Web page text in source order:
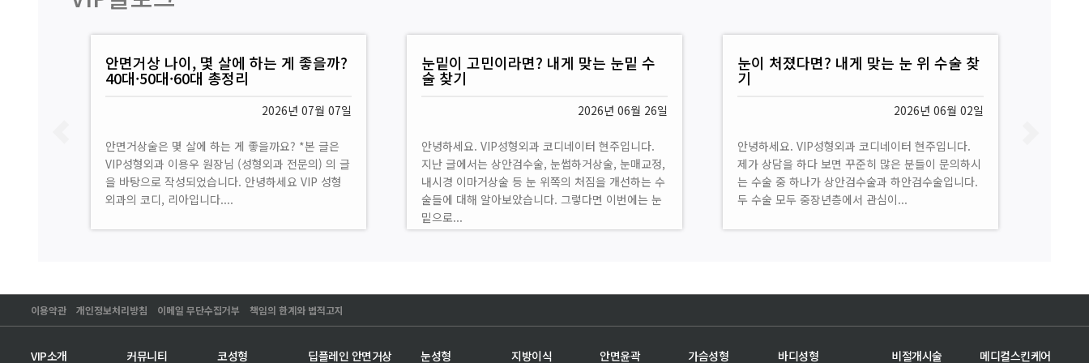
성형수술 후 사후관리 방법 (수술만큼 회
복이 중요한 이유) I VIP성형외과
2026년 06월 01일
안녕하세요, VIP성형외과에서 환자분들을 가장 가까
이에서 만나고 있는 코디네이터 리아입니다. 요즘 날
씨가 참 좋죠. 창밖으로 들어오는 햇살을 보고 있으
면 괜히 마음까지 환해지는 것...
VIP성형외과 이명주 원장, 2026 메디컬
코리아 보건복지부 장관표창 수상
2026년 04월 27일
안녕하세요 VIP성형외과입니다. 오늘은 좋은 소식을
전해드리게 되어 인사드립니다. VIP성형외과 대표원
장 이명주 원장님께서 2026년 3월 19일 코엑스 아
셈볼룸에서 개최된 '2026 메디컬코리아(Medical
Korea) 글로벌...
코성형 트렌드 변화, 요즘 실리콘 대신
자가연골을 쓰는 이유 | VIP성형외과
2026년 01월 25일
안녕하세요 VIP성형외과입니다. 2026년 새해가 밝
았습니다. 새해 복 많이 받으세요. 오늘은 새해를 맞
아 최근 몇 년간 이어져 온 코성형 트렌드의 변화에
대해 이야기해보려...
이용약관 개인정보처리방침 이메일 무단수집거부 책임의 한계와 법적고지
VIP소개 커뮤니티 코성형 딥플레인 안면거상 눈성형 지방이식 안면윤곽 가슴성형 바디성형 비절개시술 메디컬스킨케어